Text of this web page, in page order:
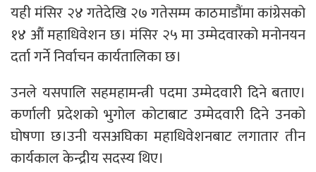
यही मंसिर २४ गतेदेखि २७ गतेसम्म काठमाडौंमा कांग्रेसको
१४ औं महाधिवेशन छ। मंसिर २५ मा उम्मेदवारको मनोनयन
दर्ता गर्ने निर्वाचन कार्यतालिका छ।
उनले यसपालि सहमहामन्त्री पदमा उम्मेदवारी दिने बताए।
कर्णाली प्रदेशको भुगोल कोटाबाट उम्मेदवारी दिने उनको
घोषणा छ।उनी यसअघिका महाधिवेशनबाट लगातार तीन
कार्यकाल केन्द्रीय सदस्य थिए।